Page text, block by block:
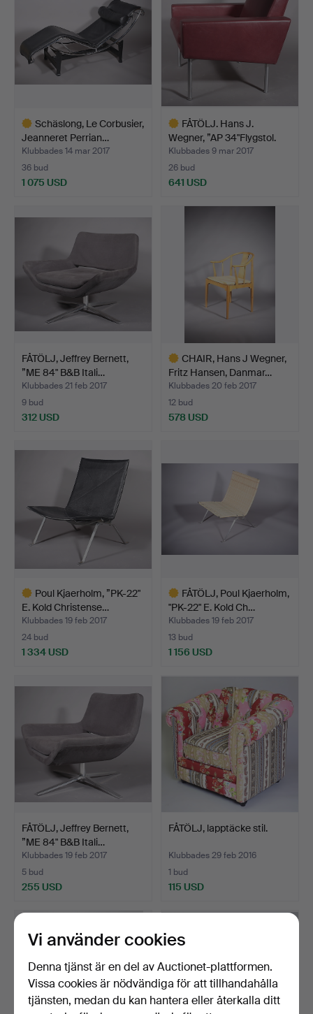
Schäslong, Le Corbusier,
Jeanneret Perrian…
Klubbades 14 mar 2017
36 bud
1 075 USD
föremål
FÅTÖLJ. Hans J.
Wegner, ”AP 34"Flygstol.
Klubbades 9 mar 2017
26 bud
641 USD
FÅTÖLJ, Jeffrey Bernett,
”ME 84" B&B Itali…
Klubbades 21 feb 2017
9 bud
312 USD
CHAIR, Hans J Wegner,
Fritz Hansen, Danmar…
Klubbades 20 feb 2017
12 bud
578 USD
Poul Kjaerholm, ”PK-22"
E. Kold Christense…
Klubbades 19 feb 2017
24 bud
1 334 USD
föremål
FÅTÖLJ, Poul Kjaerholm,
"PK-22" E. Kold Ch…
Klubbades 19 feb 2017
13 bud
1 156 USD
FÅTÖLJ, Jeffrey Bernett,
”ME 84" B&B Itali…
Klubbades 19 feb 2017
5 bud
255 USD
FÅTÖLJ, lapptäcke stil.
Klubbades 29 feb 2016
1 bud
115 USD
Vi använder cookies
Denna tjänst är en del av Auctionet-plattformen.
Vissa cookies är nödvändiga för att tillhandahålla
tjänsten, medan du kan hantera eller återkalla ditt